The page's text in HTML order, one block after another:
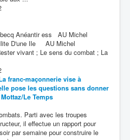
Anéantir ess AU Michel
D'une Ile AU Michel
vivant ; Le sens du combat ; La
franc-maçonnerie vise à
pose les questions sans donner
Le Temps
s. Parti avec les troupes
il effectue un rapport pour
par semaine pour construire le